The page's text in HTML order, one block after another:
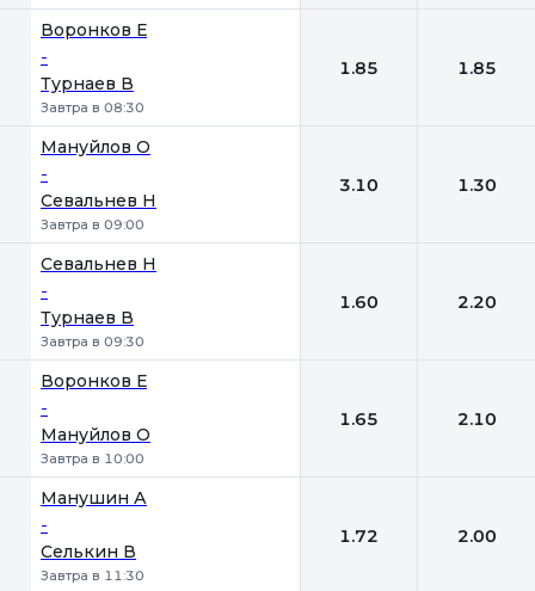
Воронков Е
-
Турнаев В
Завтра в 08:30
1.85 1.85
Мануйлов О
-
Севальнев Н
Завтра в 09:00
3.10 1.30
Севальнев Н
-
Турнаев В
Завтра в 09:30
1.60 2.20
Воронков Е
-
Мануйлов О
Завтра в 10:00
1.65 2.10
Манушин А
-
Селькин В
Завтра в 11:30
1.72 2.00